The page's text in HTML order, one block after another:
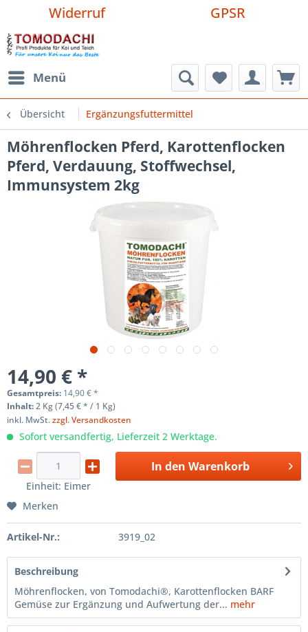
Widerruf GPSR
Menü
Übersicht Ergänzungsfuttermittel
Möhrenflocken Pferd, Karottenflocken
Pferd, Verdauung, Stoffwechsel,
Immunsystem 2kg
14,90 € *
Gesamtpreis: 14,90€*
Inhalt:2 Kg (7,45 € * / 1 Kg)
inkl. MwSt.zzgl. Versandkosten
Sofort versandfertig, Lieferzeit 2 Werktage.
Einheit: Eimer
In den Warenkorb
Merken
Artikel-Nr.: 3919_02
Beschreibung
Möhrenflocken, von Tomodachi®, Karottenflocken BARF
Gemüse zur Ergänzung und Aufwertung der... mehr